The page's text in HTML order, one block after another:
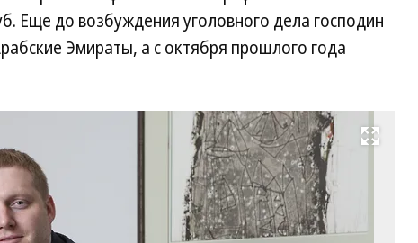
Еще до возбуждения уголовного дела господин
Эмираты, а с октября прошлого года
Развернуть на весь экран